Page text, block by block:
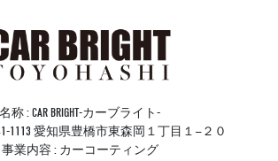
名称 : CAR BRIGHT-カーブライト-
1113 愛知県豊橋市東森岡１丁目１−２０
事業内容 : カーコーティング